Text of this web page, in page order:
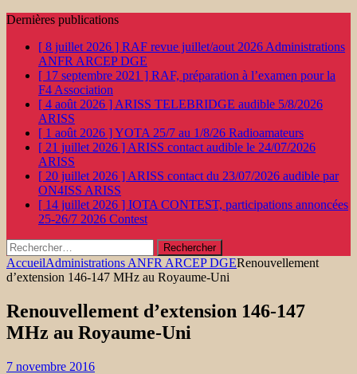
Dernières publications
[ 8 juillet 2026 ] RAF revue juillet/aout 2026 Administrations
ANFR ARCEP DGE
[ 17 septembre 2021 ] RAF, préparation à l’examen pour la
F4 Association
[ 4 août 2026 ] ARISS TELEBRIDGE audible 5/8/2026
ARISS
[ 1 août 2026 ]YOTA 25/7 au 1/8/26 Radioamateurs
[ 21 juillet 2026 ] ARISS contact audible le 24/07/2026
ARISS
[ 20 juillet 2026 ] ARISS contact du 23/07/2026 audible par
ON4ISS ARISS
[ 14 juillet 2026 ] IOTA CONTEST, participations annoncées
25-26/7 2026 Contest
Rechercher :
AccueilAdministrations ANFR ARCEP DGERenouvellement
d’extension 146-147 MHz au Royaume-Uni
Renouvellement d’extension 146-147
MHz au Royaume-Uni
7 novembre 2016